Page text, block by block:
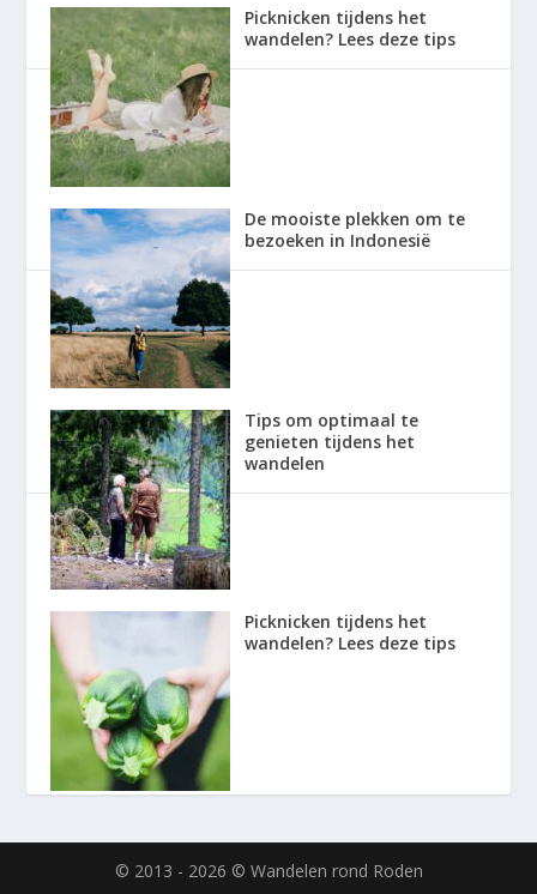
Picknicken tijdens het
wandelen? Lees deze tips
De mooiste plekken om te
bezoeken in Indonesië
Tips om optimaal te
genieten tijdens het
wandelen
Picknicken tijdens het
wandelen? Lees deze tips
© 2013 - 2026 © Wandelen rond Roden